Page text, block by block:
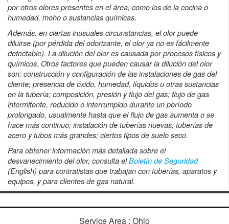
por otros olores presentes en el área, como los de la cocina o
humedad, moho o sustancias químicas.
Además, en ciertas inusuales circunstancias, el olor puede
diluirse (por pérdida del odorizante, el olor ya no es fácilmente
detectable). La dilución del olor es causada por procesos físicos y
químicos. Otros factores que pueden causar la dilución del olor
son: construcción y configuración de las instalaciones de gas del
cliente; presencia de óxido, humedad, líquidos u otras sustancias
en la tubería; composición, presión y flujo del gas; flujo de gas
intermitente, reducido o interrumpido durante un período
prolongado, usualmente hasta que el flujo de gas aumenta o se
hace más continuo; instalación de tuberías nuevas; tuberías de
acero y tubos más grandes; ciertos tipos de suelo seco.
Para obtener información más detallada sobre el
desvanecimiento del olor, consulta el ​Boletín de Seguridad
(English) para contratistas que trabajan con tuberías, aparatos y
equipos, y para clientes de gas natural.
Service Area : Ohio